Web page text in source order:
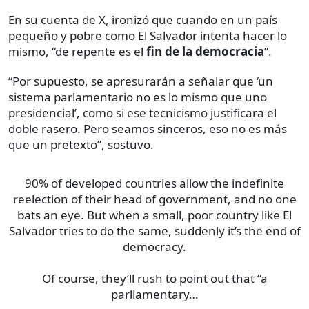
En su cuenta de X, ironizó que cuando en un país
pequeño y pobre como El Salvador intenta hacer lo
mismo, “de repente es el fin de la democracia”.
“Por supuesto, se apresurarán a señalar que ‘un
sistema parlamentario no es lo mismo que uno
presidencial’, como si ese tecnicismo justificara el
doble rasero. Pero seamos sinceros, eso no es más
que un pretexto”, sostuvo.
90% of developed countries allow the indefinite
reelection of their head of government, and no one
bats an eye. But when a small, poor country like El
Salvador tries to do the same, suddenly it’s the end of
democracy.
Of course, they’ll rush to point out that “a
parliamentary…